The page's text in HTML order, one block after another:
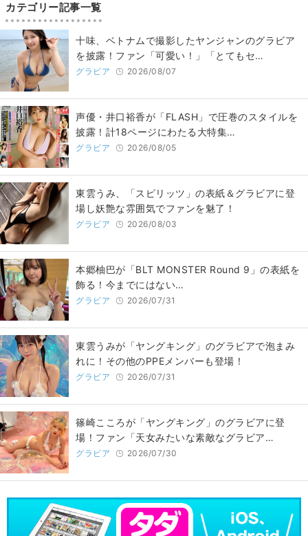
カテゴリー記事一覧
十味、ベトナムで撮影したヤンジャンのグラビア
を披露！ファン「可愛い！」「とてもセ…
グラビア 2026/08/07
声優・井口裕香が「FLASH」で圧巻のスタイルを
披露！計18ページにわたる大特集…
グラビア 2026/08/05
東雲うみ、「スピリッツ」の表紙＆グラビアに登
場し妖艶な雰囲気でファンを魅了！
グラビア 2026/08/03
本郷柚巴が「BLT MONSTER Round 9」の表紙を
飾る！今までにはない…
グラビア 2026/07/31
東雲うみが「ヤングキング」のグラビアで泡まみ
れに！その他のPPEメンバーも登場！
グラビア 2026/07/31
篠崎こころが「ヤングキング」のグラビアに登
場！ファン「天女みたいな素敵なグラビア…
グラビア 2026/07/30